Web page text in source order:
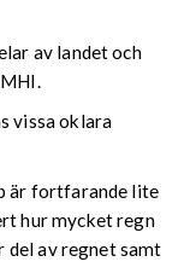
av landet och
vissa oklara
är fortfarande lite
hur mycket regn
del av regnet samt